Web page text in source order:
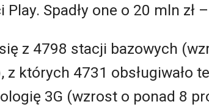
Spadły one o 20 mln zł
z 4798 stacji bazowych
których 4731 obsługiwało
3G (wzrost o ponad 8